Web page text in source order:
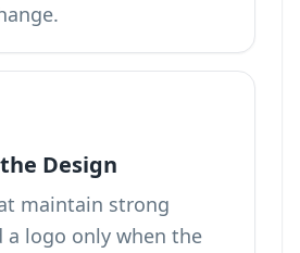
Design
maintain strong
a logo only when the